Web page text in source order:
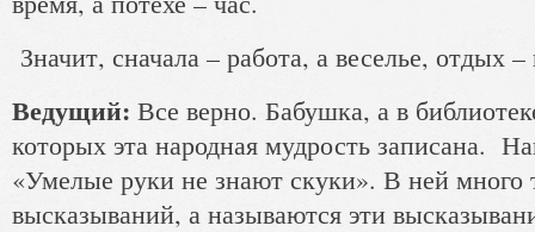
Значит, сначала – работа, а веселье, отдых
Ведущий: Все верно. Бабушка, а в
которых эта народная мудрость записана.
«Умелые руки не знают скуки». В ней много
высказываний, а называются эти